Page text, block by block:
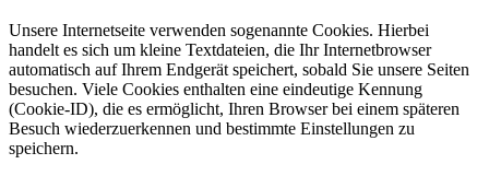
Unsere Internetseite verwenden sogenannte Cookies. Hierbei
handelt es sich um kleine Textdateien, die Ihr Internetbrowser
automatisch auf Ihrem Endgerät speichert, sobald Sie unsere Seiten
besuchen. Viele Cookies enthalten eine eindeutige Kennung
(Cookie-ID), die es ermöglicht, Ihren Browser bei einem späteren
Besuch wiederzuerkennen und bestimmte Einstellungen zu
speichern.